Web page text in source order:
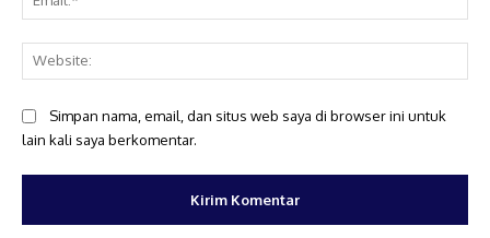
Simpan nama, email, dan situs web saya di browser ini untuk
lain kali saya berkomentar.